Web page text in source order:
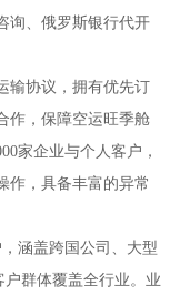
询、俄罗斯银行代开
输协议，拥有优先订
作，保障空运旺季舱
家企业与个人客户，
作，具备丰富的异常
涵盖跨国公司、大型
户群体覆盖全行业。业